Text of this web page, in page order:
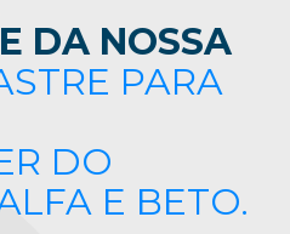
DA NOSSA
PARA
DO
E BETO.